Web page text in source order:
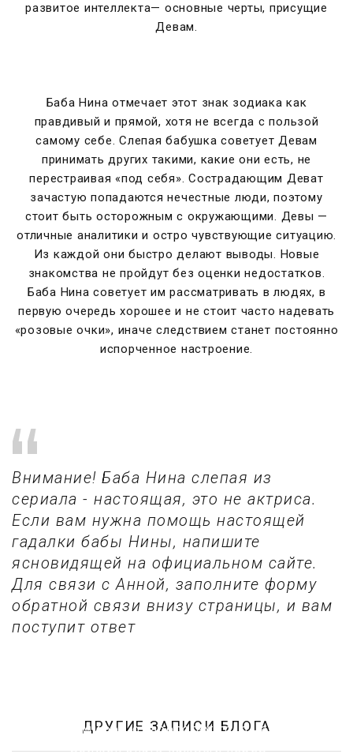
развитое интеллекта— основные черты, присущие
Девам.
Баба Нина отмечает этот знак зодиака как
правдивый и прямой, хотя не всегда с пользой
самому себе. Слепая бабушка советует Девам
принимать других такими, какие они есть, не
перестраивая «под себя». Сострадающим Деват
зачастую попадаются нечестные люди, поэтому
стоит быть осторожным с окружающими. Девы —
отличные аналитики и остро чувствующие ситуацию.
Из каждой они быстро делают выводы. Новые
знакомства не пройдут без оценки недостатков.
Баба Нина советует им рассматривать в людях, в
первую очередь хорошее и не стоит часто надевать
«розовые очки», иначе следствием станет постоянно
испорченное настроение.
Внимание! Баба Нина слепая из
сериала - настоящая, это не актриса.
Если вам нужна помощь настоящей
гадалки бабы Нины, напишите
ясновидящей на официальном сайте.
Для связи с Анной, заполните форму
обратной связи внизу страницы, и вам
поступит ответ
ДРУГИЕ ЗАПИСИ БЛОГА
5 мифов о тарологах: то, о чем
должен знать каждый перед